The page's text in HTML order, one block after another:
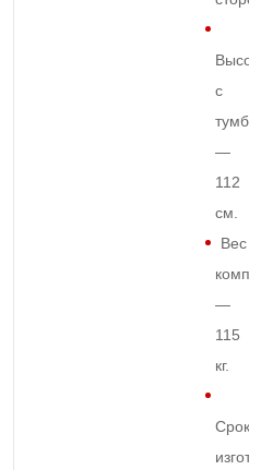
Высота
с
тумбой
—
112
см.
Вес
—
115
кг.
Срок